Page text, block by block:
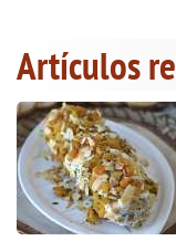
Artículos